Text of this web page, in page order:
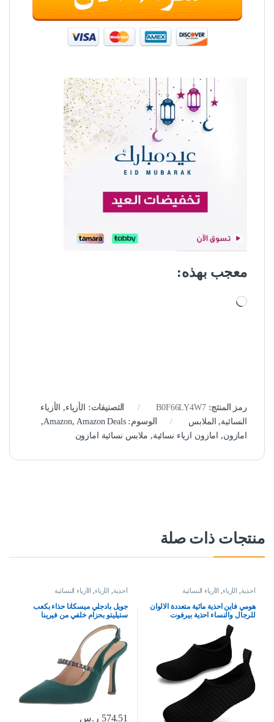
معجب بهذه:
جاري التحميل…
رمز المنتج:B0F66LY4W7 التصنيفات: الأزياء, الأزياء
النسائية, الملابس الوسوم: Amazon,Amazon Deals
,
امازون, امازون ازياء نسائية, ملابس نسائية امازون
منتجات ذات صلة
أحذية الأزياء الأزياء النسائية
هومي فاين احذية مائية متعددة الالوان
للرجال والنساء احذية بيرفوت
للشاطئ وحمام السباحة للاولاد
والبنات، احذية مائية سريعة الجفاف
لليوجا وركوب الامواج والسباحة
والرياضات المائية
أحذية الأزياء الأزياء النسائية
جويل بادجلي ميسكانا حذاء بكعب
ستيليتو بحزام خلفي من فيرينا
574.51 ر.س